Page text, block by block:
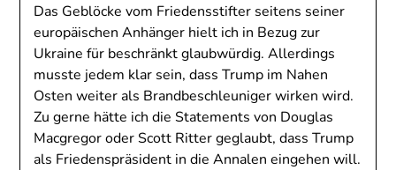
Das Geblöcke vom Friedensstifter seitens seiner
europäischen Anhänger hielt ich in Bezug zur
Ukraine für beschränkt glaubwürdig. Allerdings
musste jedem klar sein, dass Trump im Nahen
Osten weiter als Brandbeschleuniger wirken wird.
Zu gerne hätte ich die Statements von Douglas
Macgregor oder Scott Ritter geglaubt, dass Trump
als Friedenspräsident in die Annalen eingehen will.